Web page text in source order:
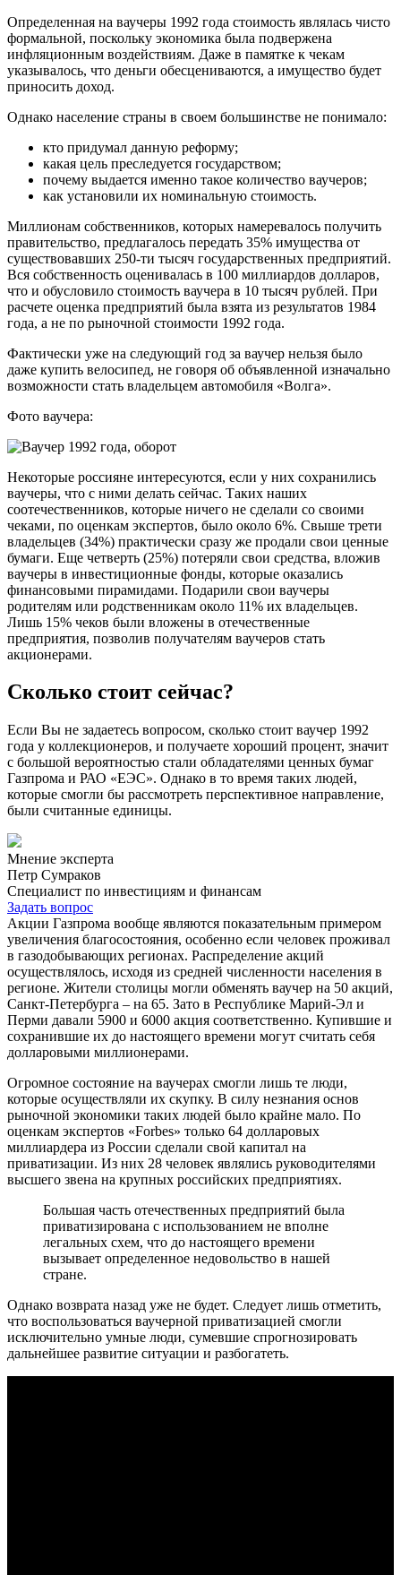
Определенная на ваучеры 1992 года стоимость являлась чисто
формальной, поскольку экономика была подвержена
инфляционным воздействиям. Даже в памятке к чекам
указывалось, что деньги обесцениваются, а имущество будет
приносить доход.
Однако население страны в своем большинстве не понимало:
кто придумал данную реформу;
какая цель преследуется государством;
почему выдается именно такое количество ваучеров;
как установили их номинальную стоимость.
Миллионам собственников, которых намеревалось получить
правительство, предлагалось передать 35% имущества от
существовавших 250-ти тысяч государственных предприятий.
Вся собственность оценивалась в 100 миллиардов долларов,
что и обусловило стоимость ваучера в 10 тысяч рублей. При
расчете оценка предприятий была взята из результатов 1984
года, а не по рыночной стоимости 1992 года.
Фактически уже на следующий год за ваучер нельзя было
даже купить велосипед, не говоря об объявленной изначально
возможности стать владельцем автомобиля «Волга».
Фото ваучера:
Некоторые россияне интересуются, если у них сохранились
ваучеры, что с ними делать сейчас. Таких наших
соотечественников, которые ничего не сделали со своими
чеками, по оценкам экспертов, было около 6%. Свыше трети
владельцев (34%) практически сразу же продали свои ценные
бумаги. Еще четверть (25%) потеряли свои средства, вложив
ваучеры в инвестиционные фонды, которые оказались
финансовыми пирамидами. Подарили свои ваучеры
родителям или родственникам около 11% их владельцев.
Лишь 15% чеков были вложены в отечественные
предприятия, позволив получателям ваучеров стать
акционерами.
Сколько стоит сейчас?
Если Вы не задаетесь вопросом, сколько стоит ваучер 1992
года у коллекционеров, и получаете хороший процент, значит
с большой вероятностью стали обладателями ценных бумаг
Газпрома и РАО «ЕЭС». Однако в то время таких людей,
которые смогли бы рассмотреть перспективное направление,
были считанные единицы.
Мнение эксперта
Петр Сумраков
Специалист по инвестициям и финансам
Задать вопрос
Акции Газпрома вообще являются показательным примером
увеличения благосостояния, особенно если человек проживал
в газодобывающих регионах. Распределение акций
осуществлялось, исходя из средней численности населения в
регионе. Жители столицы могли обменять ваучер на 50 акций,
Санкт-Петербурга – на 65. Зато в Республике Марий-Эл и
Перми давали 5900 и 6000 акция соответственно. Купившие и
сохранившие их до настоящего времени могут считать себя
долларовыми миллионерами.
Огромное состояние на ваучерах смогли лишь те люди,
которые осуществляли их скупку. В силу незнания основ
рыночной экономики таких людей было крайне мало. По
оценкам экспертов «Forbes» только 64 долларовых
миллиардера из России сделали свой капитал на
приватизации. Из них 28 человек являлись руководителями
высшего звена на крупных российских предприятиях.
Большая часть отечественных предприятий была
приватизирована с использованием не вполне
легальных схем, что до настоящего времени
вызывает определенное недовольство в нашей
стране.
Однако возврата назад уже не будет. Следует лишь отметить,
что воспользоваться ваучерной приватизацией смогли
исключительно умные люди, сумевшие спрогнозировать
дальнейшее развитие ситуации и разбогатеть.